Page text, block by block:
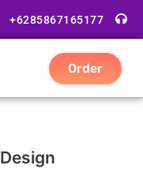
+6285867165177
Order